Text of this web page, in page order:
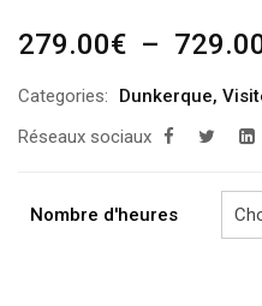
279.00€ –
Categories: Dunkerque,
Réseaux sociaux
Nombre d'heures